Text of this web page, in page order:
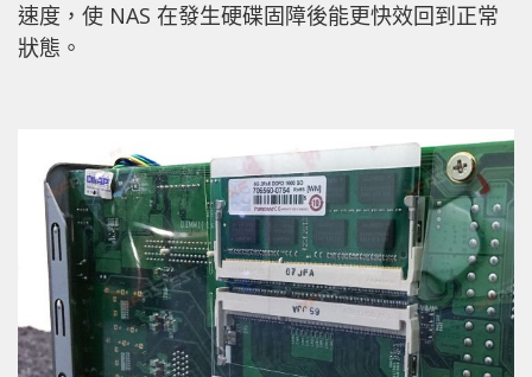
速度，使 NAS 在發生硬碟固障後能更快效回到正常
狀態。